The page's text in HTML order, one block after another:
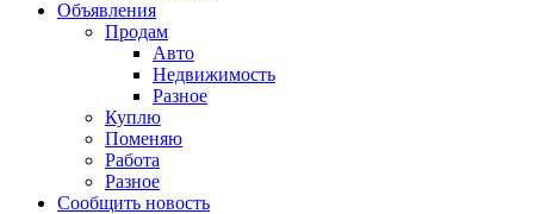
Объявления
Продам
Авто
Недвижимость
Разное
Куплю
Поменяю
Работа
Разное
Сообщить новость